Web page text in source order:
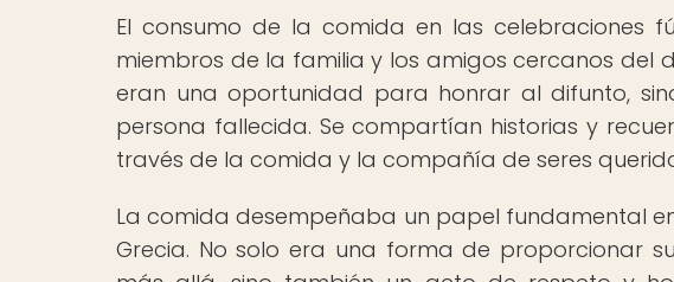
El consumo de la comida en las celebraciones
miembros de la familia y los amigos cercanos del
eran una oportunidad para honrar al difunto,
persona fallecida. Se compartían historias y
través de la comida y la compañía de seres
La comida desempeñaba un papel fundamental
Grecia. No solo era una forma de proporcionar